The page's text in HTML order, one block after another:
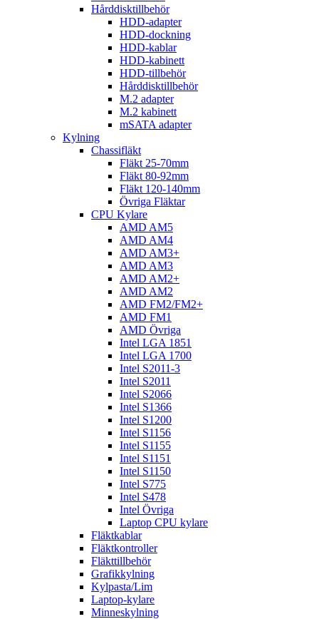
Hårddisktillbehör
HDD-adapter
HDD-dockning
HDD-kablar
HDD-kabinett
HDD-tillbehör
Hårddisktillbehör
M.2 adapter
M.2 kabinett
mSATA adapter
Kylning
Chassifläkt
Fläkt 25-70mm
Fläkt 80-92mm
Fläkt 120-140mm
Övriga Fläktar
CPU Kylare
AMD AM5
AMD AM4
AMD AM3+
AMD AM3
AMD AM2+
AMD AM2
AMD FM2/FM2+
AMD FM1
AMD Övriga
Intel LGA 1851
Intel LGA 1700
Intel S2011-3
Intel S2011
Intel S2066
Intel S1366
Intel S1200
Intel S1156
Intel S1155
Intel S1151
Intel S1150
Intel S775
Intel S478
Intel Övriga
Laptop CPU kylare
Fläktkablar
Fläktkontroller
Fläkttillbehör
Grafikkylning
Kylpasta/Lim
Laptop-kylare
Minneskylning